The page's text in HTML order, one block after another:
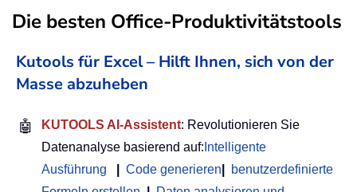
Die besten Office-Produktivitätstools
Kutools für Excel – Hilft Ihnen, sich von der
Masse abzuheben
🤖 KUTOOLS AI-Assistent: Revolutionieren Sie
Datenanalyse basierend auf: Intelligente
Ausführung
Code generieren
benutzerdefinierte